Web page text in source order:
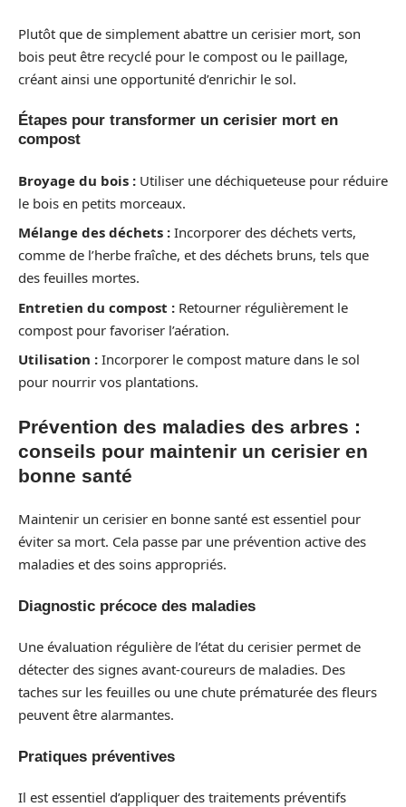
Plutôt que de simplement abattre un cerisier mort, son
bois peut être recyclé pour le compost ou le paillage,
créant ainsi une opportunité d’enrichir le sol.
Étapes pour transformer un cerisier mort en
compost
Broyage du bois : Utiliser une déchiqueteuse pour réduire
le bois en petits morceaux.
Mélange des déchets : Incorporer des déchets verts,
comme de l’herbe fraîche, et des déchets bruns, tels que
des feuilles mortes.
Entretien du compost : Retourner régulièrement le
compost pour favoriser l’aération.
Utilisation : Incorporer le compost mature dans le sol
pour nourrir vos plantations.
Prévention des maladies des arbres :
conseils pour maintenir un cerisier en
bonne santé
Maintenir un cerisier en bonne santé est essentiel pour
éviter sa mort. Cela passe par une prévention active des
maladies et des soins appropriés.
Diagnostic précoce des maladies
Une évaluation régulière de l’état du cerisier permet de
détecter des signes avant-coureurs de maladies. Des
taches sur les feuilles ou une chute prématurée des fleurs
peuvent être alarmantes.
Pratiques préventives
Il est essentiel d’appliquer des traitements préventifs